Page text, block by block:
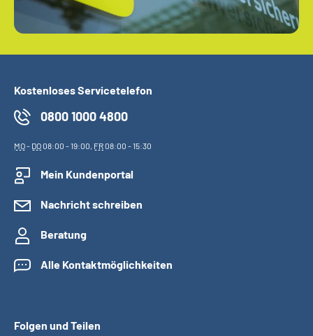
Kostenloses Servicetelefon
0800 1000 4800
MO- DO08:00 - 19:00, FR08:00 - 15:30
Mein Kundenportal
Nachricht schreiben
Beratung
Alle Kontaktmöglichkeiten
Folgen und Teilen